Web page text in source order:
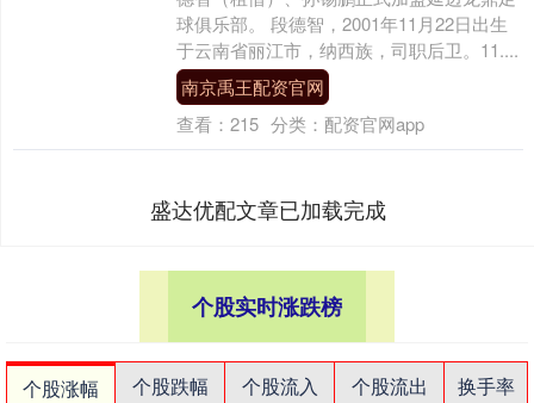
球俱乐部。 段德智，2001年11月22日出生
于云南省丽江市，纳西族，司职后卫。11....
南京禹王配资官网
查看： 215 分类： 配资官网app
盛达优配文章已加载完成
个股实时涨跌榜
个股涨幅 个股跌幅 个股流入 个股流出
换手率